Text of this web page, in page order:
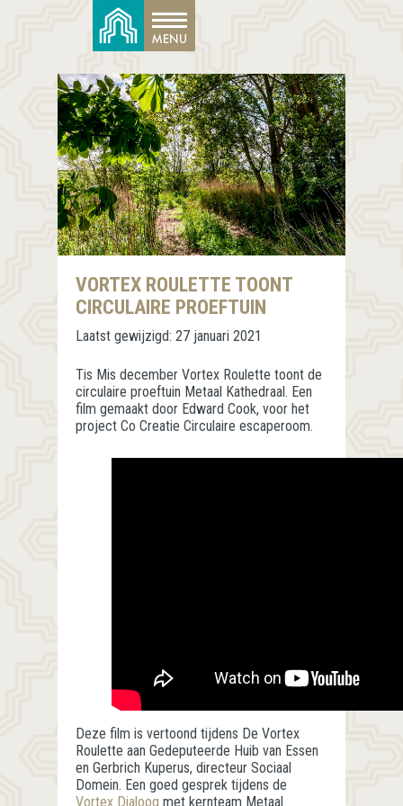
VORTEX ROULETTE TOONT
CIRCULAIRE PROEFTUIN
Laatst gewijzigd: 27 januari 2021
Tis Mis december Vortex Roulette toont de
circulaire proeftuin Metaal Kathedraal. Een
film gemaakt door Edward Cook, voor het
project Co Creatie Circulaire escaperoom.
Deze film is vertoond tijdens De Vortex
Roulette aan Gedeputeerde Huib van Essen
en Gerbrich Kuperus, directeur Sociaal
Domein. Een goed gesprek tijdens de
Vortex Dialoog met kernteam Metaal